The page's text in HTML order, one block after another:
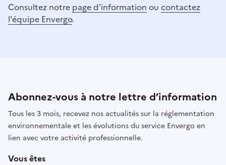
Consultez notre page d'information ou contactez
l'équipe Envergo.
Abonnez-vous à notre lettre d’information
Tous les 3 mois, recevez nos actualités sur la réglementation
environnementale et les évolutions du service Envergo en
lien avec votre activité professionnelle.
Vous êtes